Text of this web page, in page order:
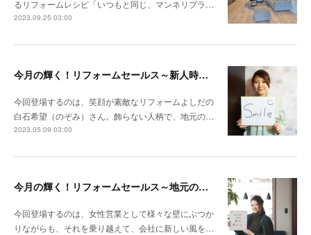
るリフォームレシピ「いつもと同じ、マンネリプラ…
2023.09.25 03:00
今月の輝く！リフォームセールス～新人時代にコンテストで年間受注粗利全国ナンバー1 自分の心を開けば、お客様も心を開いてくれます
今回登場するのは、笑顔が素敵なリフォームよしだの
白石希望（のぞみ）さん。飾らない人柄で、地元の…
2023.05.09 03:00
今月の輝く！リフォームセールス～地元の会社ならではの型にはまらない提案 お客様の人生を豊かにするリフォームを
今回登場するのは、女性営業として様々な壁にぶつか
りながらも、それを乗り越えて、会社に新しい風を…